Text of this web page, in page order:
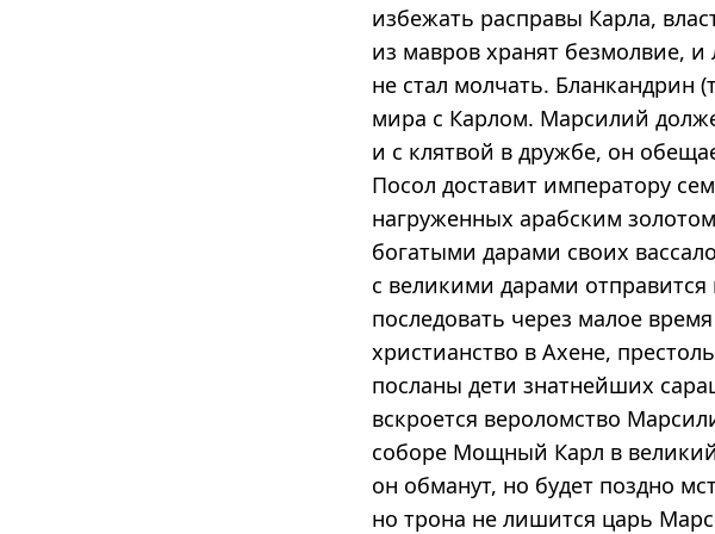
избежать расправы Карла,
из мавров хранят безмолвие,
не стал молчать. Бланкандрин
мира с Карлом. Марсилий
и с клятвой в дружбе, он
Посол доставит императору
нагруженных арабским
богатыми дарами своих
с великими дарами
последовать через малое
христианство в Ахене,
посланы дети знатнейших
вскроется вероломство
соборе Мощный Карл в
он обманут, но будет поздно
но трона не лишится царь